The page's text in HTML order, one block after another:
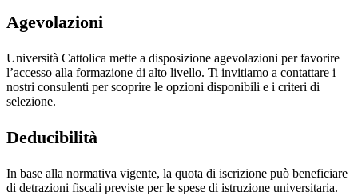
Agevolazioni
Università Cattolica mette a disposizione agevolazioni per favorire
l’accesso alla formazione di alto livello. Ti invitiamo a contattare i
nostri consulenti per scoprire le opzioni disponibili e i criteri di
selezione.
Deducibilità
In base alla normativa vigente, la quota di iscrizione può beneficiare
di detrazioni fiscali previste per le spese di istruzione universitaria.